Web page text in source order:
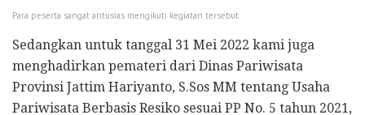
Para peserta sangat antusias mengikuti kegiatan tersebut
Sedangkan untuk tanggal 31 Mei 2022 kami juga
menghadirkan pemateri dari Dinas Pariwisata
Provinsi Jattim Hariyanto, S.Sos MM tentang Usaha
Pariwisata Berbasis Resiko sesuai PP No. 5 tahun 2021,